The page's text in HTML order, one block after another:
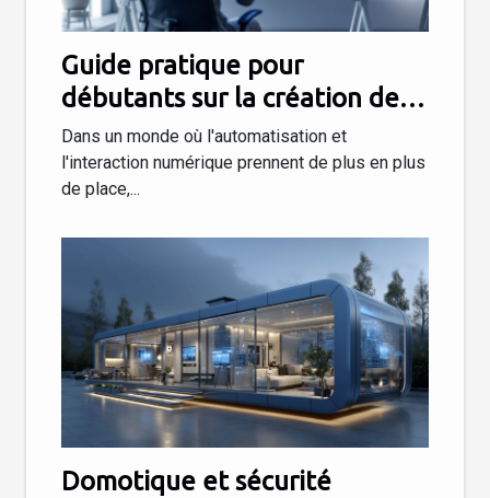
Guide pratique pour
débutants sur la création de
chatbots intelligents sans
coder
Dans un monde où l'automatisation et
l'interaction numérique prennent de plus en plus
de place,...
Domotique et sécurité